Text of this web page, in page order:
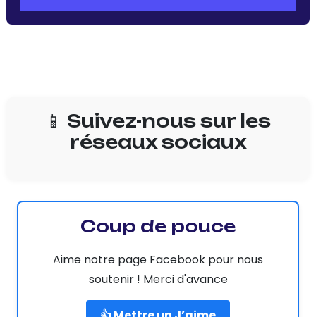
📱 Suivez-nous sur les
réseaux sociaux
Coup de pouce
Aime notre page Facebook pour nous
soutenir ! Merci d'avance